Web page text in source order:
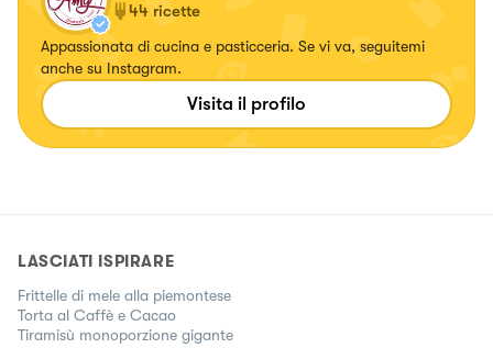
44 ricette
Appassionata di cucina e pasticceria. Se vi va, seguitemi
anche su Instagram.
Visita il profilo
LASCIATI ISPIRARE
Frittelle di mele alla piemontese
Torta al Caffè e Cacao
Tiramisù monoporzione gigante